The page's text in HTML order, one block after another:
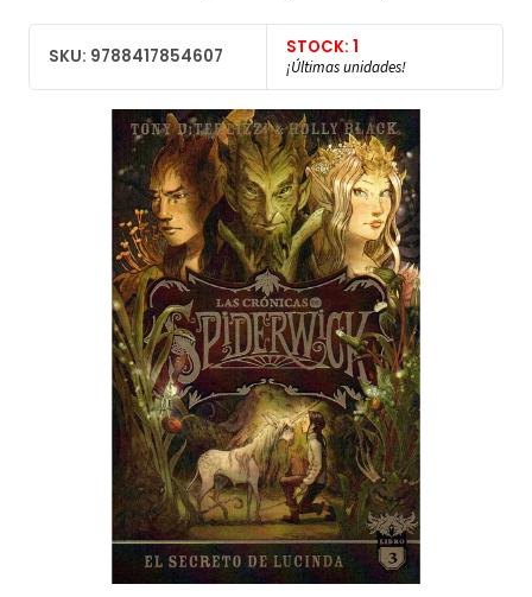
SKU: 9788417854607 STOCK: 1
¡Últimas unidades!